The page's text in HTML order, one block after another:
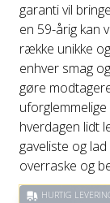
garanti vil
en 59-årig kan
række unikke
enhver smag
gøre
hverdagen lidt
gaveliste og
overraske og
HURTIG